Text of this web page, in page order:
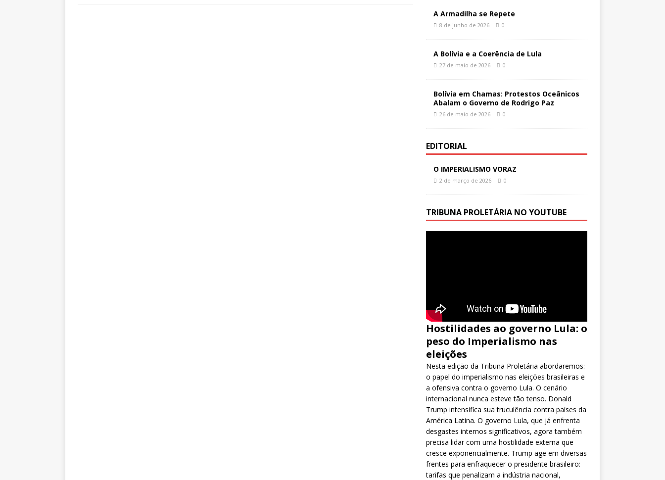
A Armadilha se Repete
8 de junho de 2026 0
A Bolívia e a Coerência de Lula
27 de maio de 2026 0
Bolívia em Chamas: Protestos Oceânicos
Abalam o Governo de Rodrigo Paz
26 de maio de 2026 0
EDITORIAL
O IMPERIALISMO VORAZ
2 de março de 2026 0
TRIBUNA PROLETÁRIA NO YOUTUBE
Hostilidades ao governo Lula: o
peso do Imperialismo nas
eleições
Nesta edição da Tribuna Proletária abordaremos:
o papel do imperialismo nas eleições brasileiras e
a ofensiva contra o governo Lula. O cenário
internacional nunca esteve tão tenso. Donald
Trump intensifica sua truculência contra países da
América Latina. O governo Lula, que já enfrenta
desgastes internos significativos, agora também
precisa lidar com uma hostilidade externa que
cresce exponencialmente. Trump age em diversas
frentes para enfraquecer o presidente brasileiro:
tarifas que penalizam a indústria nacional,